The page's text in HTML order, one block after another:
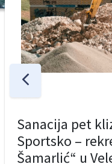
Sanacija pet
Sportsko –
Šamarlić“ u